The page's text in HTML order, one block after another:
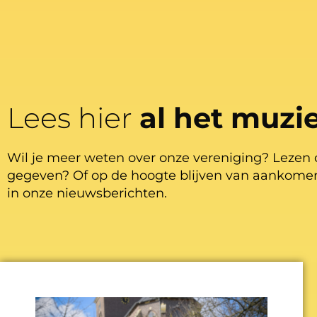
Lees hier al het
Wil je meer weten over onze vereniging?
gegeven? Of op de hoogte blijven van
in onze nieuwsberichten.